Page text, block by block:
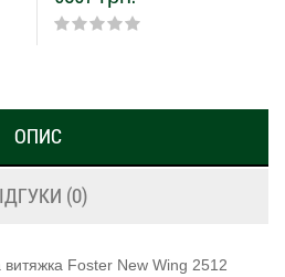
ОПИС
(0)
Foster New Wing 2512